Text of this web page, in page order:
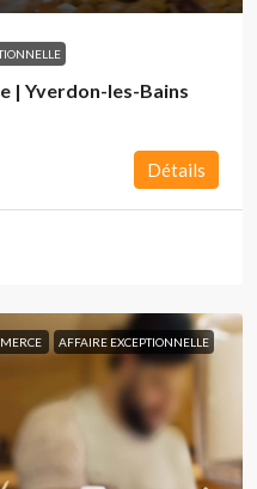
| Yverdon-les-Bains
Détails
AFFAIRE EXCEPTIONNELLE